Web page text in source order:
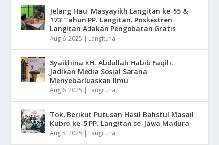
Jelang Haul Masyayikh Langitan ke-55 &
173 Tahun PP. Langitan, Poskestren
Langitan Adakan Pengobatan Gratis
Aug 6, 2025 | Langituna
Syaikhina KH. Abdullah Habib Faqih:
Jadikan Media Sosial Sarana
Menyebarluaskan Ilmu
Aug 6, 2025 | Langituna
Tok, Berikut Putusan Hasil Bahstul Masail
Kubro ke-5 PP. Langitan se-Jawa Madura
Aug 5, 2025 | Langituna